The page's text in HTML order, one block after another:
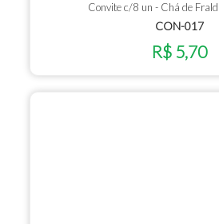
Convite c/8 un - Chá de
CON-017
R$ 5,70